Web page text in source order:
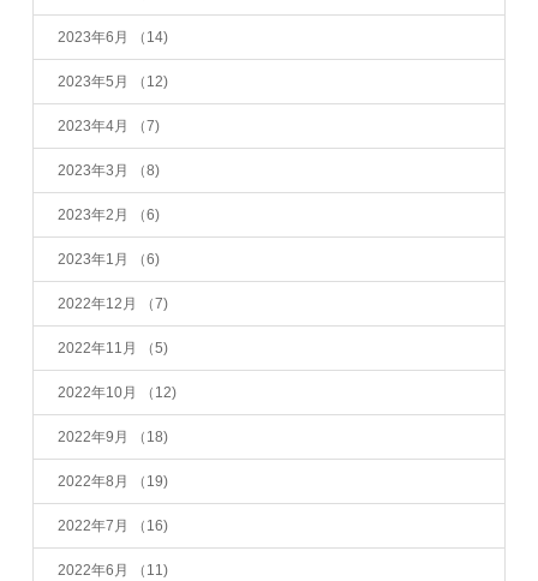
2023年6月 （14)
2023年5月 （12)
2023年4月 （7)
2023年3月 （8)
2023年2月 （6)
2023年1月 （6)
2022年12月 （7)
2022年11月 （5)
2022年10月 （12)
2022年9月 （18)
2022年8月 （19)
2022年7月 （16)
2022年6月 （11)